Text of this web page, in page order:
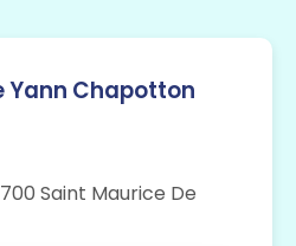
Yann Chapotton
Saint Maurice De